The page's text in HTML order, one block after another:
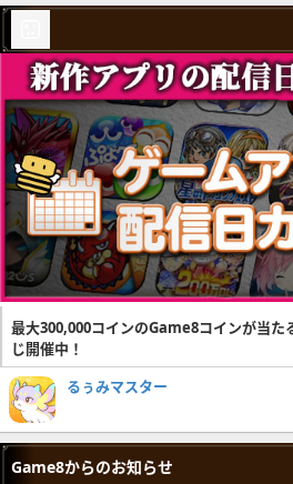
最大300,000コインのGame8コインが当た
じ開催中！
るぅみマスター
Game8からのお知らせ